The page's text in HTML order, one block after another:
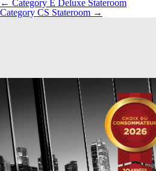
← Category E Deluxe Stateroom
Category CS Stateroom →